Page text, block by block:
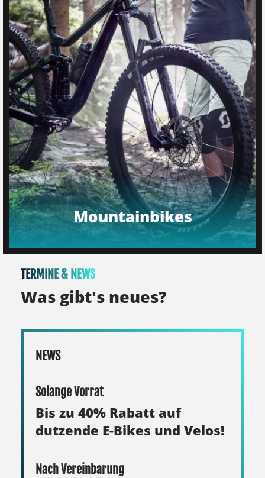
Mountainbikes
TERMINE & NEWS
Was gibt's neues?
NEWS
Solange Vorrat
Bis zu 40% Rabatt auf
dutzende E-Bikes und Velos!
Nach Vereinbarung